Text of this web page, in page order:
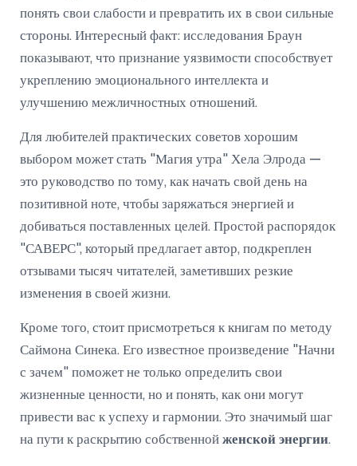
понять свои слабости и превратить их в свои сильные
стороны. Интересный факт: исследования Браун
показывают, что признание уязвимости способствует
укреплению эмоционального интеллекта и
улучшению межличностных отношений.
Для любителей практических советов хорошим
выбором может стать "Магия утра" Хела Элрода —
это руководство по тому, как начать свой день на
позитивной ноте, чтобы заряжаться энергией и
добиваться поставленных целей. Простой распорядок
"САВЕРС", который предлагает автор, подкреплен
отзывами тысяч читателей, заметивших резкие
изменения в своей жизни.
Кроме того, стоит присмотреться к книгам по методу
Саймона Синека. Его известное произведение "Начни
с зачем" поможет не только определить свои
жизненные ценности, но и понять, как они могут
привести вас к успеху и гармонии. Это значимый шаг
на пути к раскрытию собственной женской энергии.